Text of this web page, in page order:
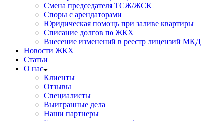
Смена председателя ТСЖ/ЖСК
Споры с арендаторами
Юридическая помощь при заливе квартиры
Списание долгов по ЖКХ
Внесение изменений в реестр лицензий МКД
Новости ЖКХ
Статьи
О нас
Клиенты
Отзывы
Специалисты
Выигранные дела
Наши партнеры